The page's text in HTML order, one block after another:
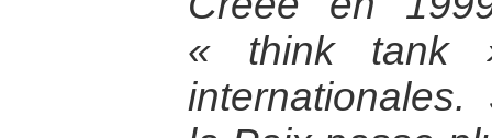
« think tank